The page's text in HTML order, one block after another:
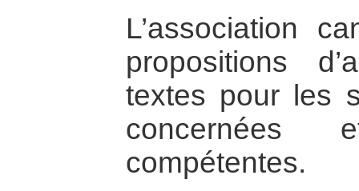
L’association
propositions
textes pour les
concernées
compétentes.